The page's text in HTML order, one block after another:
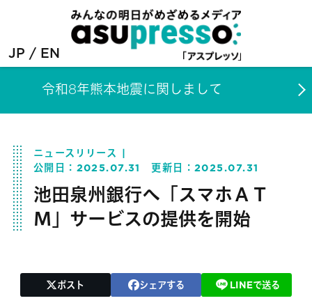
JP EN
令和8年熊本地震に関しまして
ニュースリリース
公開日： 2025.07.31 更新日：2025.07.31
池田泉州銀行へ「スマホＡＴ
Ｍ」サービスの提供を開始
ポスト シェアする LINEで送る